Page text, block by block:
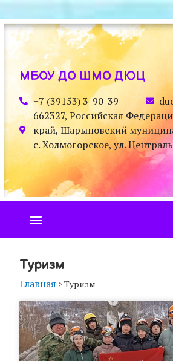
МБОУ ДО ШМО ДЮЦ
+7 (39153) 3-90-39
662327, Российская
край, Шарыповский
с. Холмогорское, ул.
Туризм
Главная >Туризм